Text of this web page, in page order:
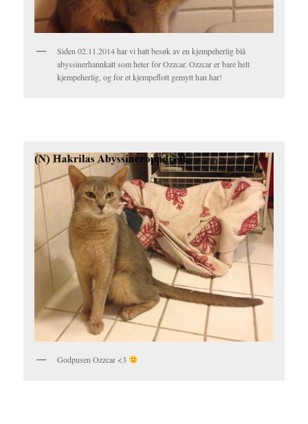
Siden 02.11.2014 har vi hatt besøk av en kjempeherlig blå
abyssinerhannkatt som heter for Ozzcar. Ozzcar er bare helt
kjempeherlig, og for et kjempeflott gemytt han har!
Godpusen Ozzcar <3